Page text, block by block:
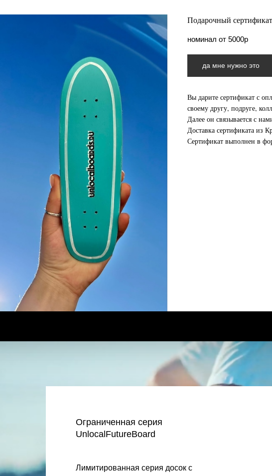
Подарочный
номинал от 5000р
да мне нужно это
Вы дарите сертификат с
своему другу, подруге,
Далее он связывается с
Доставка сертификата из
Сертификат выполнен в
Ограниченная серия
UnlocalFutureBoard
Лимитированная серия досок с